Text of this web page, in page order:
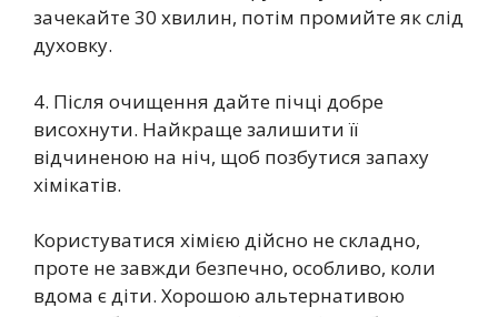
зачекайте 30 хвилин, потім промийте як слід
духовку.
4. Після очищення дайте пічці добре
висохнути. Найкраще залишити її
відчиненою на ніч, щоб позбутися запаху
хімікатів.
Користуватися хімією дійсно не складно,
проте не завжди безпечно, особливо, коли
вдома є діти. Хорошою альтернативою